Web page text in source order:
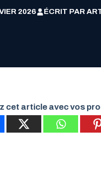
2026 ÉCRIT PAR
cet article avec vos